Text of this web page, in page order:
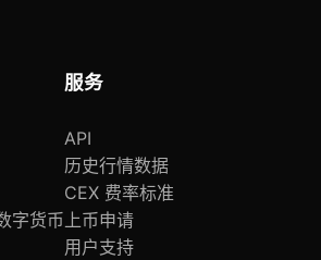
字货币
服务
API
历史行情数据
CEX 费率标准
上币申请
用户支持